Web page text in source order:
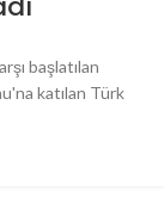
başlatılan
katılan Türk